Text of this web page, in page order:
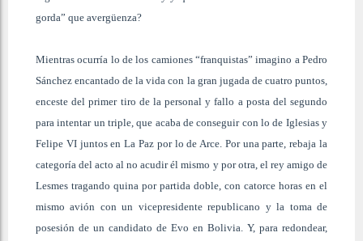
gorda” que avergüenza?
Mientras ocurría lo de los camiones “franquistas” imagino a Pedro
Sánchez encantado de la vida con la gran jugada de cuatro puntos,
enceste del primer tiro de la personal y fallo a posta del segundo
para intentar un triple, que acaba de conseguir con lo de Iglesias y
Felipe VI juntos en La Paz por lo de Arce. Por una parte, rebaja la
categoría del acto al no acudir él mismo y por otra, el rey amigo de
Lesmes tragando quina por partida doble, con catorce horas en el
mismo avión con un vicepresidente republicano y la toma de
posesión de un candidato de Evo en Bolivia. Y, para redondear,